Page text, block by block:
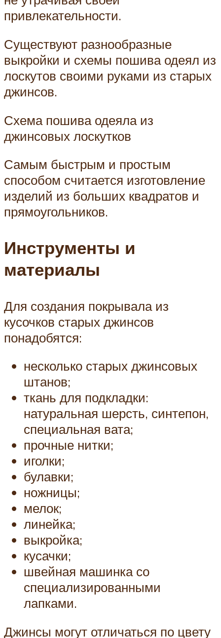
привлекательности.
Существуют разнообразные
выкройки и схемы пошива одеял из
лоскутов своими руками из старых
джинсов.
Схема пошива одеяла из
джинсовых лоскутков
Самым быстрым и простым
способом считается изготовление
изделий из больших квадратов и
прямоугольников.
Инструменты и
материалы
Для создания покрывала из
кусочков старых джинсов
понадобятся:
несколько старых джинсовых
штанов;
ткань для подкладки:
натуральная шерсть, синтепон,
специальная вата;
прочные нитки;
иголки;
булавки;
ножницы;
мелок;
линейка;
выкройка;
кусачки;
швейная машинка со
специализированными
лапками.
Джинсы могут отличаться по цвету